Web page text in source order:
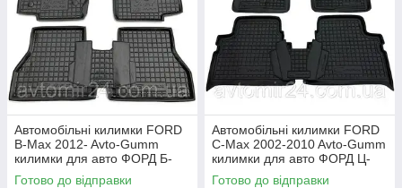
Автомобільні килимки FORD
B-Max 2012- Avto-Gumm
килимки для авто ФОРД Б-
Макс 2012- Автогум
Готово до відправки
Автомобільні килимки FORD
C-Max 2002-2010 Avto-Gumm
килимки для авто ФОРД Ц-
Макс 2002-2010 Автогум
Готово до відправки